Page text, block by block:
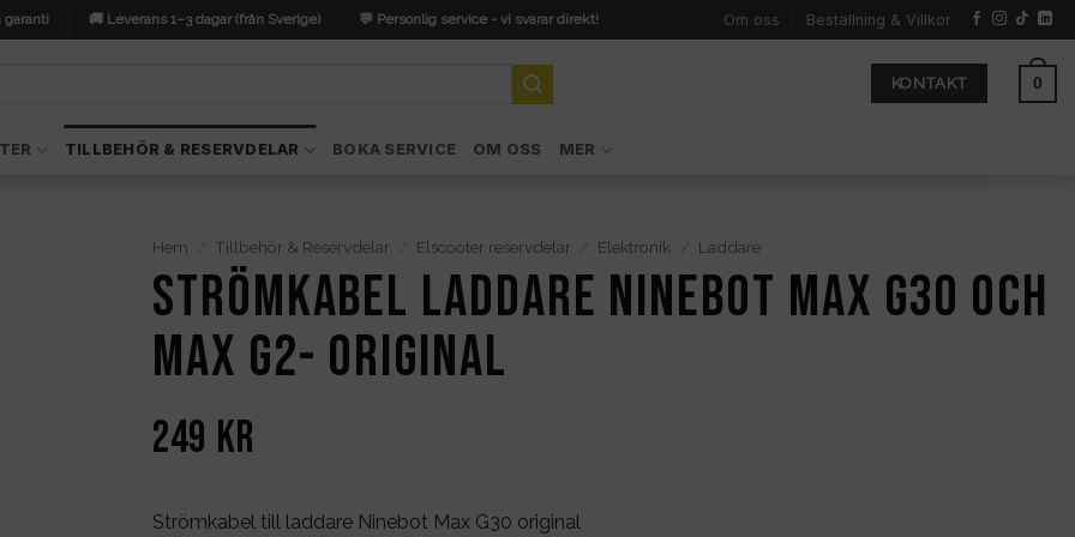
garanti 🚚 Leverans 1–3 dagar (från Sverige) 💬 Personlig service - vi svarar direkt! Om oss Beställning & Villkor
KONTAKT 0
TILLBEHÖR & RESERVDELAR BOKA SERVICE OM OSS MER
Hem Tillbehör & Reservdelar Elscooter reservdelar Elektronik Laddare
Strömkabel laddare Ninebot Max G30 och
Max G2- original
249 kr
Strömkabel till laddare Ninebot Max G30 original